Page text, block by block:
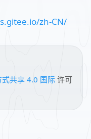
zh-CN/
共享 4.0 国际许可